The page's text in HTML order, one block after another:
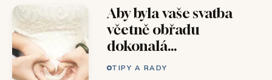
Aby byla vaše svatba
včetně obřadu
dokonalá…
TIPY A RADY